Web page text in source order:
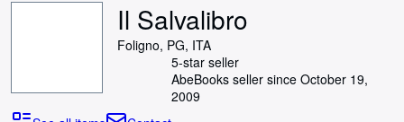
Browse Collections
Il Salvalibro
Foligno, PG, ITA
5-star seller
AbeBooks seller since October 19,
2009